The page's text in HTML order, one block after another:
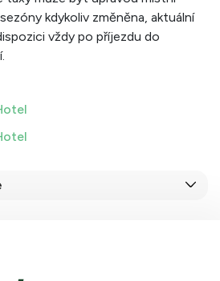
kdykoliv změněna, aktuální
vždy po příjezdu do